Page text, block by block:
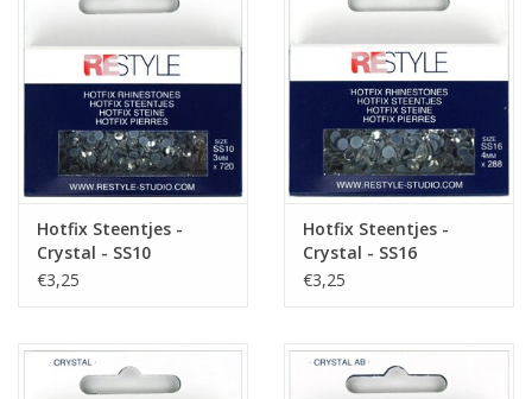
Hotfix Steentjes -
Crystal - SS10
€3,25
Hotfix Steentjes -
Crystal - SS16
€3,25